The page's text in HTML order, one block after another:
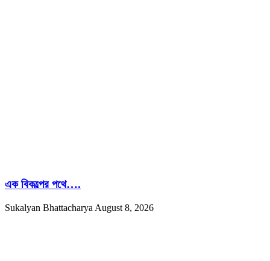
এক বিকল্পের পথে….
Sukalyan Bhattacharya August 8, 2026